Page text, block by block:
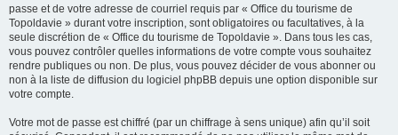
passe et de votre adresse de courriel requis par « Office du tourisme de
Topoldavie » durant votre inscription, sont obligatoires ou facultatives, à la
seule discrétion de « Office du tourisme de Topoldavie ». Dans tous les cas,
vous pouvez contrôler quelles informations de votre compte vous souhaitez
rendre publiques ou non. De plus, vous pouvez décider de vous abonner ou
non à la liste de diffusion du logiciel phpBB depuis une option disponible sur
votre compte.
Votre mot de passe est chiffré (par un chiffrage à sens unique) afin qu’il soit